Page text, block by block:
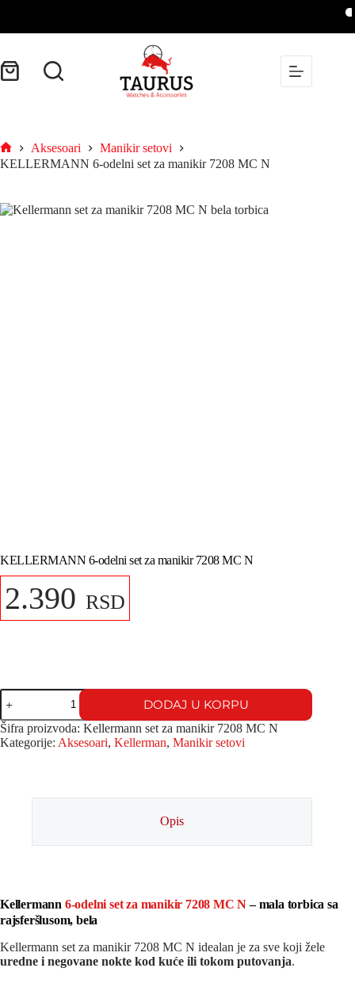
Aksesoari
Manikir setovi
KELLERMANN 6-odelni set za manikir 7208 MC N
KELLERMANN 6-odelni set za manikir 7208 MC N
2.390 RSD
DODAJ U KORPU
Šifra proizvoda: Kellermann set za manikir 7208 MC N
Kategorije: Aksesoari, Kellerman, Manikir setovi
Opis
Kellermann 6-odelni set za manikir 7208 MC N– mala torbica sa
rajsferšlusom, bela
Kellermann set za manikir 7208 MC N idealan je za sve koji žele
uredne i negovane nokte kod kuće ili tokom putovanja.